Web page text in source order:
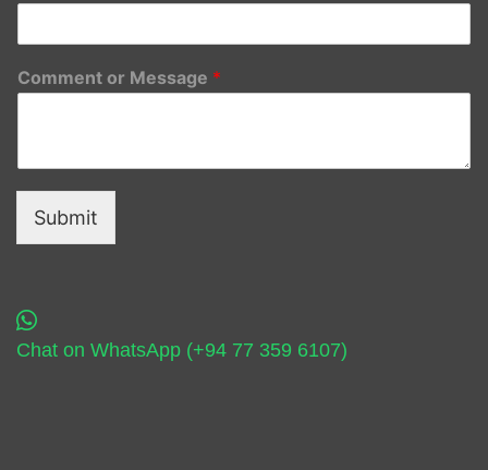
Comment or Message *
Submit
Chat on WhatsApp (+94 77 359 6107)